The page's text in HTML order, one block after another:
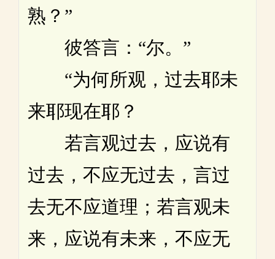
熟？”
彼答言：“尔。”
“为何所观，过去耶未
来耶现在耶？
若言观过去，应说有
过去，不应无过去，言过
去无不应道理；若言观未
来，应说有未来，不应无